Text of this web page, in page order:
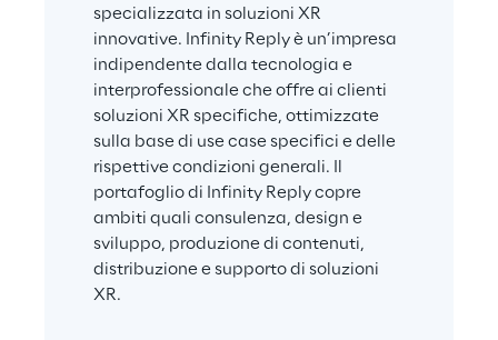
specializzata in soluzioni XR
innovative. Infinity Reply è un’impresa
indipendente dalla tecnologia e
interprofessionale che offre ai clienti
soluzioni XR specifiche, ottimizzate
sulla base di use case specifici e delle
rispettive condizioni generali. Il
portafoglio di Infinity Reply copre
ambiti quali consulenza, design e
sviluppo, produzione di contenuti,
distribuzione e supporto di soluzioni
XR.